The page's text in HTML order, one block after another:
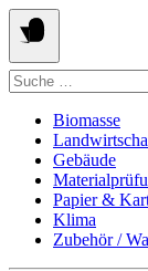
Springe
zum
Inhalt
Suchen
nach:
Biomasse
Gebäude
Papier &
Klima
Zubehör /